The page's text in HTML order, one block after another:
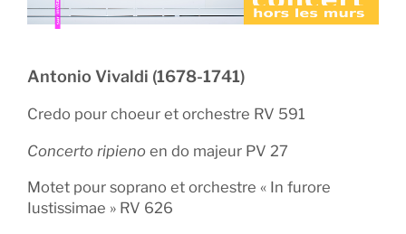
Antonio Vivaldi (1678-1741)
Credo pour choeur et orchestre RV 591
Concerto ripieno en do majeur PV 27
Motet pour soprano et orchestre « In furore
Iustissimae » RV 626